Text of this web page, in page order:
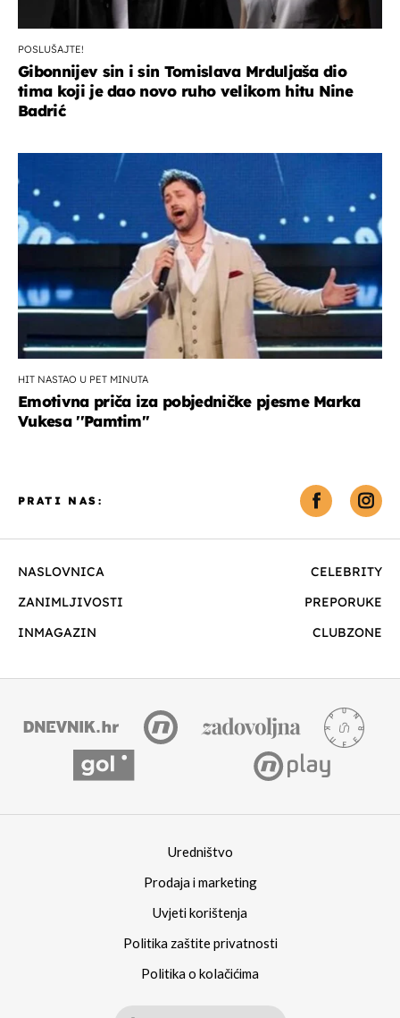
POSLUŠAJTE!
Gibonnijev sin i sin Tomislava Mrduljaša dio
tima koji je dao novo ruho velikom hitu Nine
Badrić
HIT NASTAO U PET MINUTA
Emotivna priča iza pobjedničke pjesme Marka
Vukesa ''Pamtim''
NASLOVNICA
CELEBRITY
ZANIMLJIVOSTI
PREPORUKE
INMAGAZIN
CLUBZONE
PRATI NAS:
Uredništvo
Prodaja i marketing
Uvjeti korištenja
Politika zaštite privatnosti
Politika o kolačićima